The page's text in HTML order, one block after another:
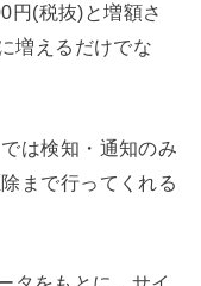
円(税抜)と増額さ
増えるだけでな
は検知・通知のみ
まで行ってくれる